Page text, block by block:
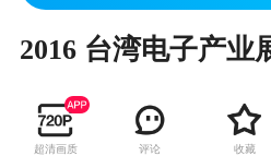
2016 台湾电子产业
超清画质 评论 收藏